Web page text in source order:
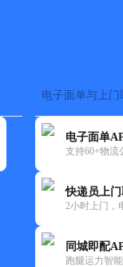
电子面单与上门
电子面单
支持60+物流
快递员上
2小时上门，
同城即配
跑腿运力智
快递时效